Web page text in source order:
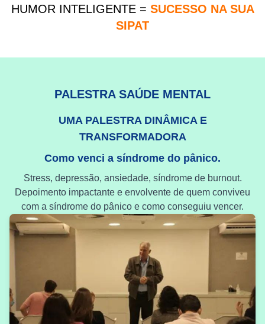
HUMOR INTELIGENTE = SUCESSO NA SUA
SIPAT
PALESTRA SAÚDE MENTAL
UMA PALESTRA DINÂMICA E
TRANSFORMADORA
Como venci a síndrome do pânico.
Stress, depressão, ansiedade, síndrome de burnout.
Depoimento impactante e envolvente de quem conviveu
com a síndrome do pânico e como conseguiu vencer.